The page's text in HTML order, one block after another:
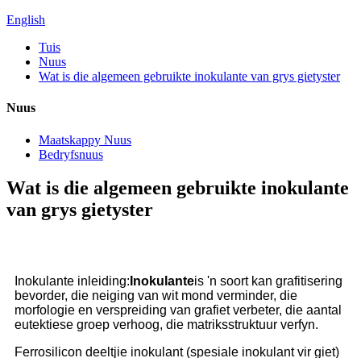
English
Tuis
Nuus
Wat is die algemeen gebruikte inokulante van grys gietyster
Nuus
Maatskappy Nuus
Bedryfsnuus
Wat is die algemeen gebruikte inokulante
van grys gietyster
Inokulante inleiding: Inokulanteis 'n soort kan grafitisering
bevorder, die neiging van wit mond verminder, die
morfologie en verspreiding van grafiet verbeter, die aantal
eutektiese groep verhoog, die matriksstruktuur verfyn.
Ferrosilicon deeltjie inokulant (spesiale inokulant vir giet)